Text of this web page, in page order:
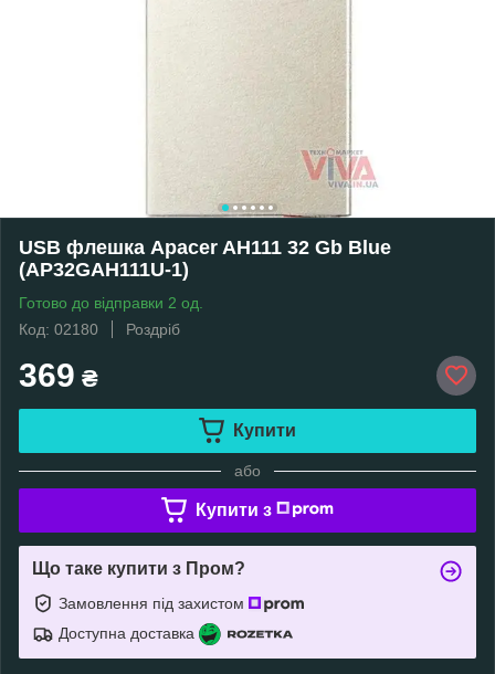
USB флешка Apacer AH111 32 Gb Blue
(AP32GAH111U-1)
Готово до відправки 2 од.
Код: 02180
Роздріб
369 ₴
Купити
або
Купити з
Що таке купити з Пром?
Замовлення під захистом
Доступна доставка